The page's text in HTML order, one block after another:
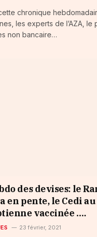
chronique
les experts de l’AZA, le
non bancaire…
des devises: le
en pente, le Cedi
vaccinée ….
23 février, 2021